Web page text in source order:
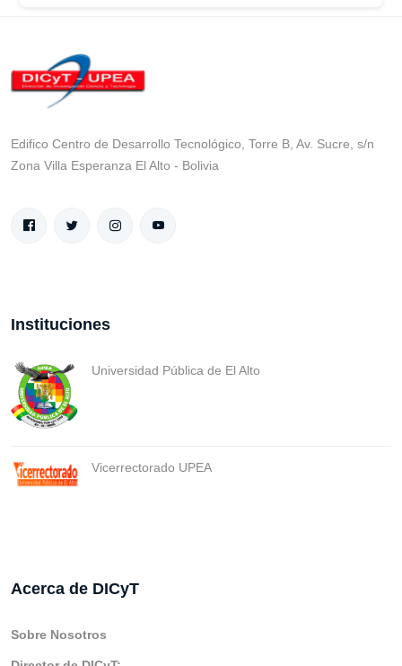
Edifico Centro de Desarrollo Tecnológico, Torre B, Av. Sucre, s/n
Zona Villa Esperanza El Alto - Bolivia
Instituciones
Universidad Pública de El Alto
Vicerrectorado UPEA
Acerca de DICyT
Sobre Nosotros